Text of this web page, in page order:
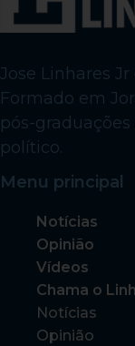
Jose Linhares
Formado em
pós-
político.
Menu principal
Notícias
Opinião
Vídeos
Chama o
Notícias
Opinião